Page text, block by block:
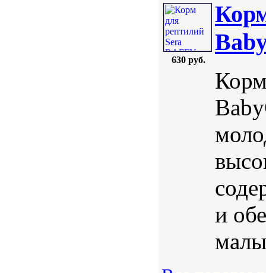
630 руб.
и